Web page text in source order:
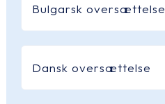
Bulgarsk oversættelse
Dansk oversættelse